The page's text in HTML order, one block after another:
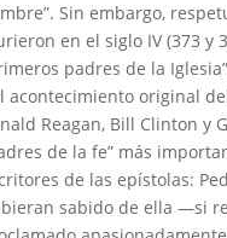
Sin embargo,
en el siglo IV (373 y
padres de la
acontecimiento original
Reagan, Bill Clinton y
de la fe” más
de las epístolas:
sabido de ella —si